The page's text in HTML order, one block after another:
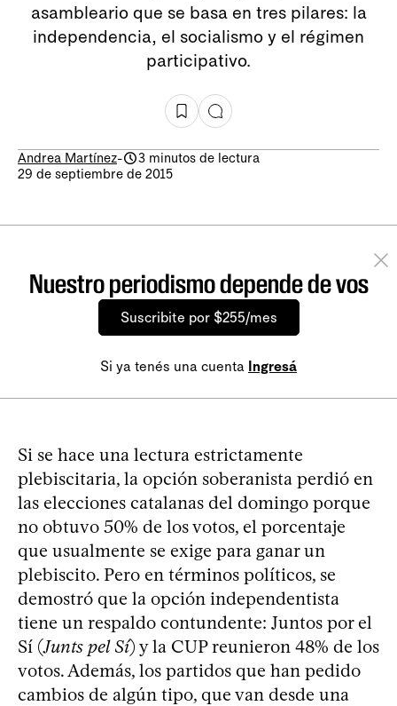
asambleario que se basa en tres pilares: la
independencia, el socialismo y el régimen
participativo.
Andrea Martínez-
3 minutos de lectura
29 de septiembre de 2015
Nuestro periodismo depende de vos
Suscribite por $255/mes
Si ya tenés una cuenta Ingresá
Si se hace una lectura estrictamente
plebiscitaria, la opción soberanista perdió en
las elecciones catalanas del domingo porque
no obtuvo 50% de los votos, el porcentaje
que usualmente se exige para ganar un
plebiscito. Pero en términos políticos, se
demostró que la opción independentista
tiene un respaldo contundente: Juntos por el
Sí (Junts pel Sí) y la CUP reunieron 48% de los
votos. Además, los partidos que han pedido
cambios de algún tipo, que van desde una